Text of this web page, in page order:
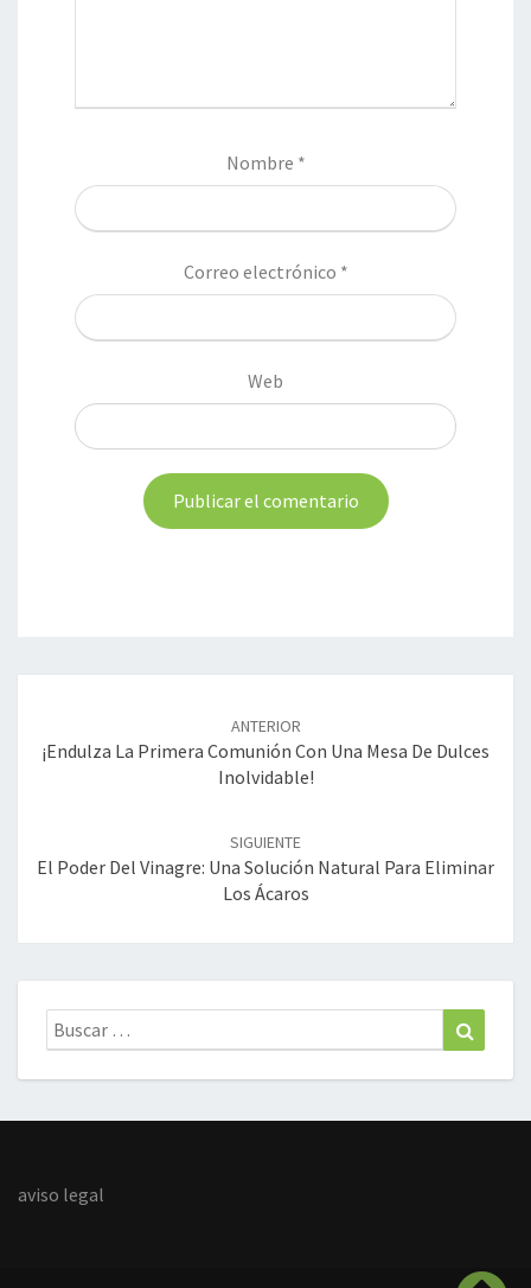
Nombre *
Correo electrónico *
Web
entradas
ANTERIOR
¡Endulza La Primera Comunión Con Una Mesa De Dulces
Inolvidable!
SIGUIENTE
El Poder Del Vinagre: Una Solución Natural Para Eliminar
Los Ácaros
Buscar:
aviso legal